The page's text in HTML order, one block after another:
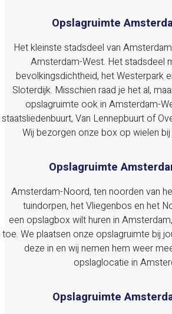
Opslagruimte
Het kleinste stadsdeel van
Amsterdam-West. Het stadsdeel
bevolkingsdichtheid, het Westerpark
Sloterdijk. Misschien raad je het al,
opslagruimte ook in Amsterdam-
staatsliedenbuurt, Van Lennepbuurt of
Wij bezorgen onze box op wielen
Opslagruimte
Amsterdam-Noord, ten noorden van
tuindorpen, het Vliegenbos en het
een opslagbox wilt huren in
toe. We plaatsen onze opslagruimte bij
deze in en wij nemen hem weer
opslaglocatie in
Opslagruimte